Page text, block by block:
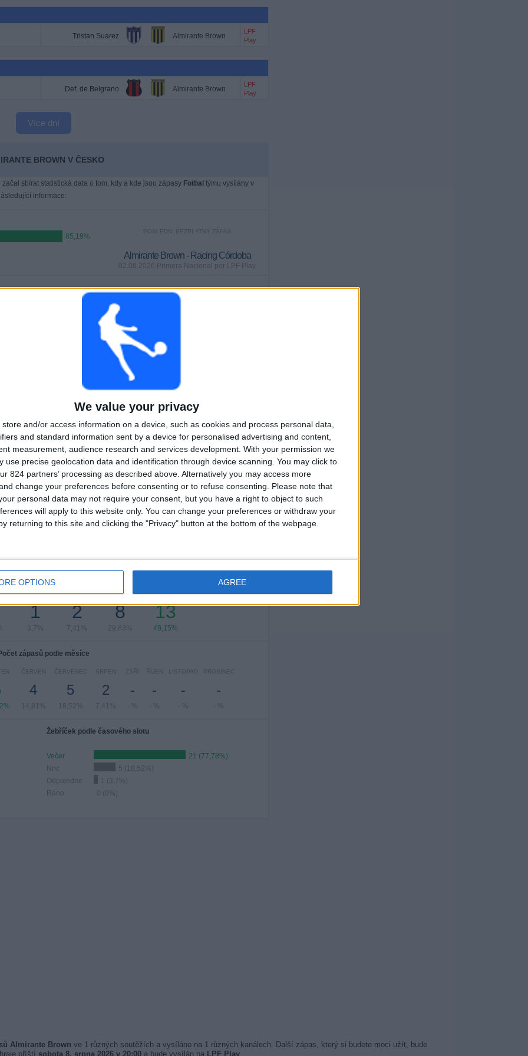
We value your privacy
store and/or access information on a device, such as cookies and process personal data,
and standard information sent by a device for personalised advertising and content,
measurement, audience research and services development. With your permission we
use precise geolocation data and identification through device scanning. You may click to
824 partners’ processing as described above. Alternatively you may access more
change your preferences before consenting or to refuse consenting.
Please note that
personal data may not require your consent, but you have a right to object to such
will apply to this website only. You can change your preferences or withdraw your
returning to this site and clicking the "Privacy" button at the bottom of the webpage.
OPTIONS AGREE
Tristan Suarez Almirante Brown
LPF
Play
Def. de Belgrano Almirante Brown
LPF
Play
Více dní
BROWN V ČESKO
začal sbírat statistická data o tom, kdy a kde jsou zápasy Fotbal týmu vysílány v
informace:
85,19%
POSLEDNÍ BEZPLATNÝ ZÁPAS
Almirante Brown - Racing Córdoba
02.08.2026 Primera Nacional por LPF Play
Bez
bezplatného
zápasu
HRY
0
Po sobě jdoucí
placené
Soupeři
MAXIMÁLNÍ
2
VS Def. de
Belgrano
1
Soutěže
Žebříček podle soutěží
Primera Nacional 27 (100%)
Zobrazit celý žebříček
ČTVRTEK
1
3,7%
PÁTEK
2
7,41%
SOBOTA
8
29,63%
NEDĚLE
13
48,15%
zápasů podle měsíce
ČERVEN
4
14,81%
ČERVENEC
5
18,52%
SRPEN
2
7,41%
ZÁŘÍ
-
- %
ŘÍJEN
-
- %
LISTOPAD
-
- %
PROSINEC
-
- %
Žebříček podle časového slotu
Večer
21 (77,78%)
Noc
5 (18,52%)
Odpoledne
1 (3,7%)
Ráno
0 (0%)
Almirante Brown ve 1 různých soutěžích a vysíláno na 1 různých kanálech. Další zápas, který si budete moci užít, bude
příští sobota 8. srpna 2026 v 20:00a bude vysílán na LPF Play.